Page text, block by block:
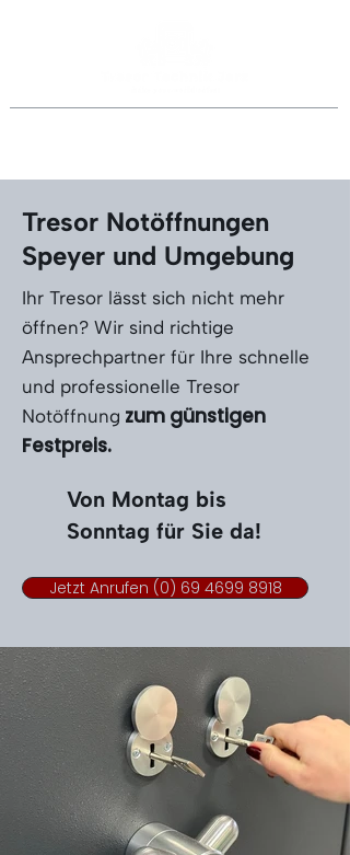
Tresor Notöffnungen
Speyer und Umgebung
Ihr Tresor lässt sich nicht mehr
öffnen? Wir sind richtige
Ansprechpartner für Ihre schnelle
und professionelle Tresor
Notöffnung zum günstigen
Festpreis.
Von Montag bis
Sonntag für Sie da!
Jetzt Anrufen (0) 69 4699 8918